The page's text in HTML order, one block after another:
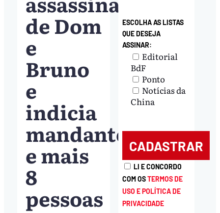
de Dom
e
Bruno
e
indicia
mandante
e mais
8
pessoas
ESCOLHA AS LISTAS
QUE DESEJA
ASSINAR:
Editorial
BdF
Ponto
Notícias da
China
LI E CONCORDO
COM OSTERMOS DE
USO E POLÍTICA DE
PRIVACIDADE